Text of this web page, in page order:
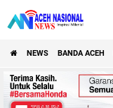
NEWS BANDA ACEH